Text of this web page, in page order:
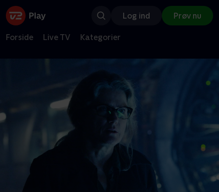
Log ind Prøv nu
Forside Live TV Kategorier